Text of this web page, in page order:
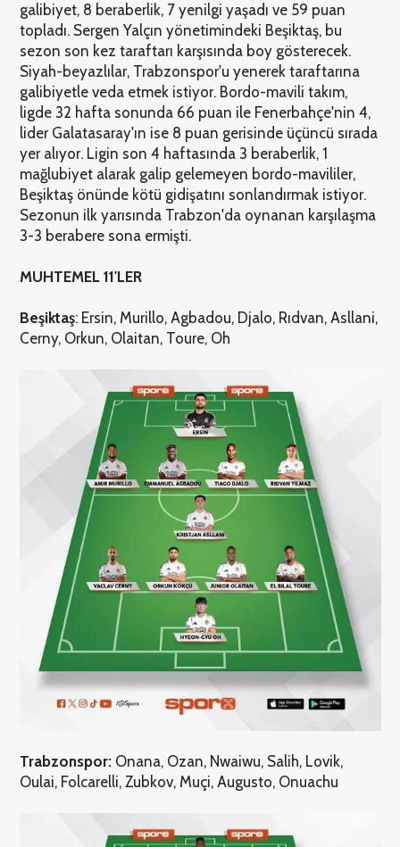
galibiyet, 8 beraberlik, 7 yenilgi yaşadı ve 59 puan
topladı. Sergen Yalçın yönetimindeki Beşiktaş, bu
sezon son kez taraftarı karşısında boy gösterecek.
Siyah-beyazlılar, Trabzonspor'u yenerek taraftarına
galibiyetle veda etmek istiyor. Bordo-mavili takım,
ligde 32 hafta sonunda 66 puan ile Fenerbahçe'nin 4,
lider Galatasaray'ın ise 8 puan gerisinde üçüncü sırada
yer alıyor. Ligin son 4 haftasında 3 beraberlik, 1
mağlubiyet alarak galip gelemeyen bordo-mavililer,
Beşiktaş önünde kötü gidişatını sonlandırmak istiyor.
Sezonun ilk yarısında Trabzon'da oynanan karşılaşma
3-3 berabere sona ermişti.
MUHTEMEL 11'LER
Beşiktaş: Ersin, Murillo, Agbadou, Djalo, Rıdvan, Asllani,
Cerny, Orkun, Olaitan, Toure, Oh
Trabzonspor:Onana, Ozan, Nwaiwu, Salih, Lovik,
Oulai, Folcarelli, Zubkov, Muçi, Augusto, Onuachu